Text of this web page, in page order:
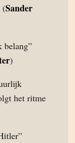
(Sander
belang”
)
het ritme